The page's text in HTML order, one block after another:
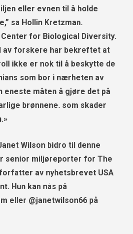
eller evnen til å holde
sa Hollin Kretzman.
for Biological Diversity.
av forskere har bekreftet at
ikke er nok til å beskytte de
som bor i nærheten av
eneste måten å gjøre det på
brønnene. som skader
Wilson bidro til denne
senior miljøreporter for The
av nyhetsbrevet USA
Hun kan nås på
eller @janetwilson66 på